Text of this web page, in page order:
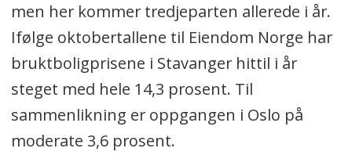
men her kommer tredjeparten allerede i år.
Ifølge oktobertallene til Eiendom Norge har
bruktboligprisene i Stavanger hittil i år
steget med hele 14,3 prosent. Til
sammenlikning er oppgangen i Oslo på
moderate 3,6 prosent.